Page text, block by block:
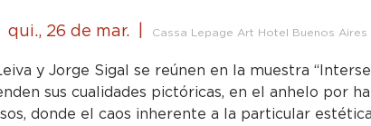
qui., 26 de mar.
  |
Cassa Lepage Art Hotel Buenos Aires
y Jorge Sigal se reúnen en la muestra
sus cualidades pictóricas, en el anhelo por
donde el caos inherente a la particular